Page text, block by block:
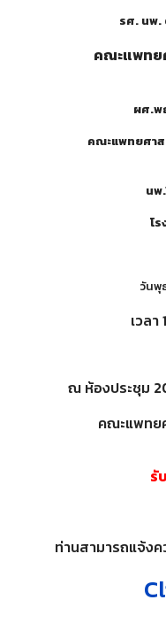
รศ. นพ.
คณะแพทย
ผศ.
คณะแพทยศา
นพ.
โ
วันพุ
เวล
ณ ห้องประชุม
คณะแพทย
รั
ท่านสามารถแจ้ง